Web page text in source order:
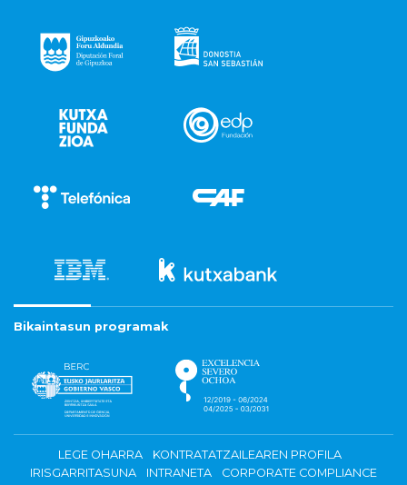
Bikaintasun programak
LEGE OHARRA
KONTRATATZAILEAREN PROFILA
IRISGARRITASUNA
INTRANETA CORPORATE COMPLIANCE